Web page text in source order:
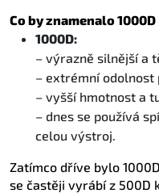
Co by znamenalo 1000D
1000D:
– výrazně silnější a
– extrémní odolnost
– vyšší hmotnost a
– dnes se používá
celou výstroj.
Zatímco dříve bylo
se častěji vyrábí z 500D